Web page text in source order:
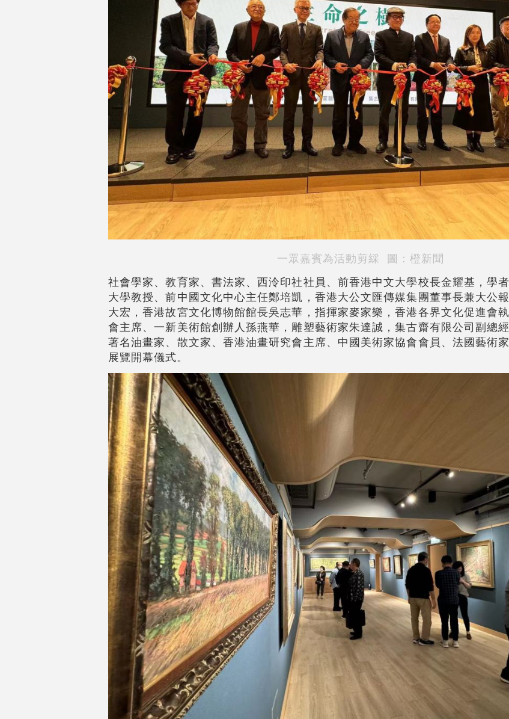
一眾嘉賓為活動剪綵 圖：橙新聞
社會學家、教育家、書法家、西泠印社社員、 前香港中文大學校長金耀基，學
大學教授、前中國文化中心主任鄭培凱，香港大公文匯傳媒集團董事長兼大公
大宏，香港故宮文化博物館館長吳志華，指揮家麥家樂，香港各界文化促進會
會主席、一新美術館創辦人孫燕華，雕塑藝術家朱達誠，集古齋有限公司副總
著名油畫家、散文家、香港油畫研究會主席、中國美術家協會會員、法國藝術
展覽開幕儀式。